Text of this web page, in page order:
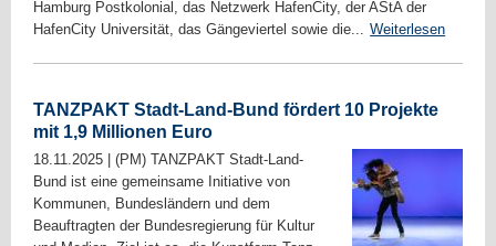
Hamburg Postkolonial, das Netzwerk HafenCity, der AStA der
HafenCity Universität, das Gängeviertel sowie die... Weiterlesen
TANZPAKT Stadt-Land-Bund fördert 10 Projekte
mit 1,9 Millionen Euro
18.11.2025
(PM) TANZPAKT Stadt-Land-
Bund ist eine gemeinsame Initiative von
Kommunen, Bundesländern und dem
Beauftragten der Bundesregierung für Kultur